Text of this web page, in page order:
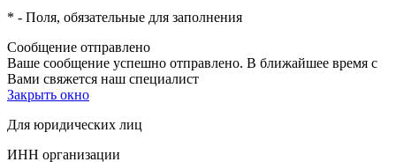
* - Поля, обязательные для заполнения
Сообщение отправлено
Ваше сообщение успешно отправлено. В ближайшее время с
Вами свяжется наш специалист
Закрыть окно
Для юридических лиц
ИНН организации